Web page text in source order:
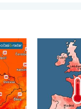
Vlna veder v Česku.
Shrnutí